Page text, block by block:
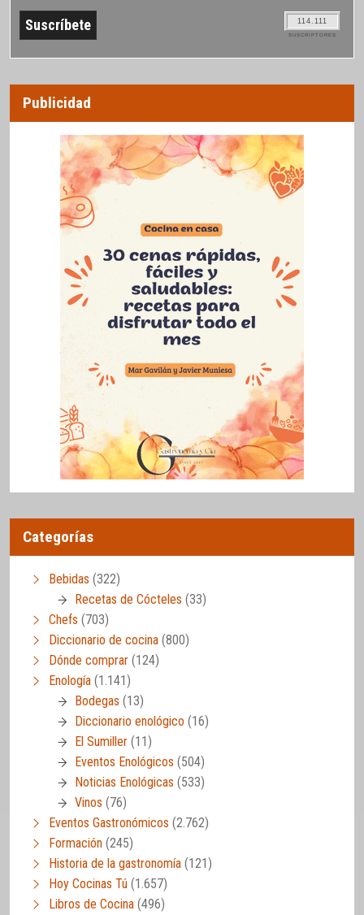
114.111
SUSCRIPTORES
Publicidad
Categorías
Bebidas (322)
Recetas de Cócteles (33)
Chefs (703)
Diccionario de cocina (800)
Dónde comprar (124)
Enología (1.141)
Bodegas (13)
Diccionario enológico (16)
El Sumiller (11)
Eventos Enológicos (504)
Noticias Enológicas (533)
Vinos (76)
Eventos Gastronómicos (2.762)
Formación (245)
Historia de la gastronomía (121)
Hoy Cocinas Tú (1.657)
Libros de Cocina (496)